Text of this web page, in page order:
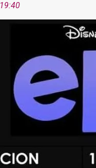
19:40